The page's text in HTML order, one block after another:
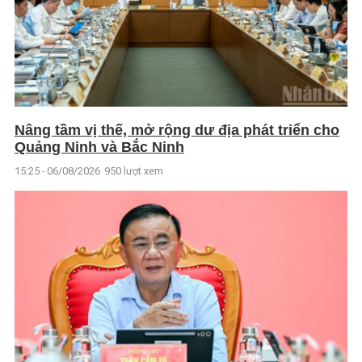
Nâng tầm vị thế, mở rộng dư địa phát triển cho
Quảng Ninh và Bắc Ninh
15:25 - 06/08/2026 950 lượt xem